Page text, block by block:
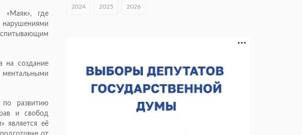
«Маяк», где
на создание
по развитию
и свобод
является её
В Нижнем Новгороде открыли фестиваль «Семья
06.08.2026 15:26
Видели ночь, бежали всю ночь... На
Нижневолжской набережной прошел необычный
2024 2025 2026